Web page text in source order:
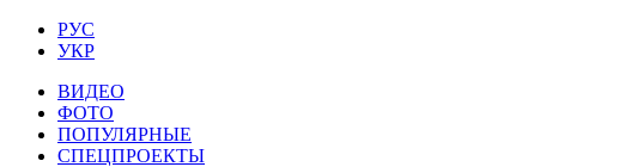
РУС
УКР
ВИДЕО
ФОТО
ПОПУЛЯРНЫЕ
СПЕЦПРОЕКТЫ